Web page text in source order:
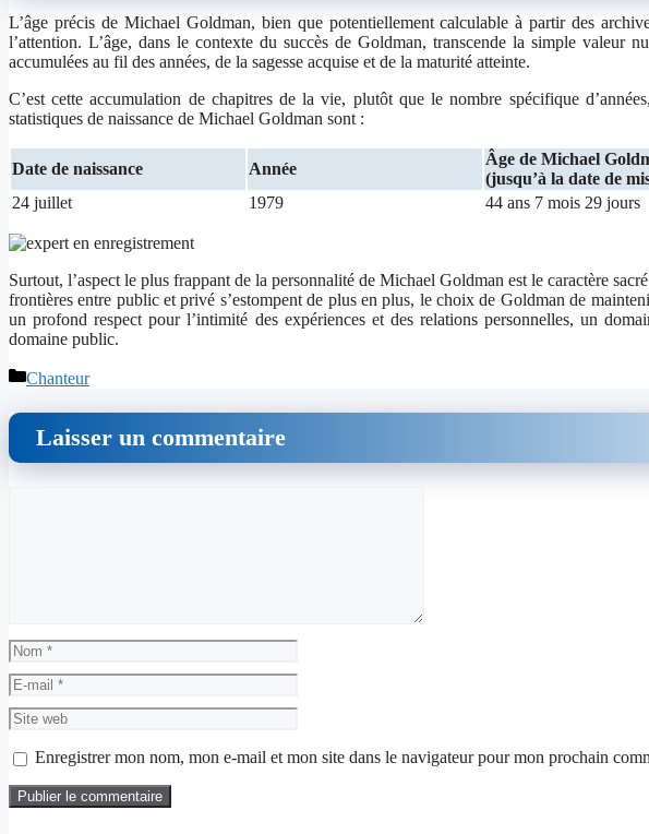
L’âge précis de Michael Goldman, bien que potentiellement calculable à partir des
l’attention. L’âge, dans le contexte du succès de Goldman, transcende la simple valeur
accumulées au fil des années, de la sagesse acquise et de la maturité atteinte.
C’est cette accumulation de chapitres de la vie, plutôt que le nombre spécifique
statistiques de naissance de Michael Goldman sont :
Date de naissance Année
Âge de Michael
(jusqu’à la date de
24 juillet
1979 44 ans 7 mois 29 jours
Surtout, l’aspect le plus frappant de la personnalité de Michael Goldman est le caractère
frontières entre public et privé s’estompent de plus en plus, le choix de Goldman de
un profond respect pour l’intimité des expériences et des relations personnelles, un
domaine public.
Catégories
Chanteur
Laisser un commentaire
Nom
E-
mail
Site
web
Enregistrer mon nom, mon e-mail et mon site dans le navigateur pour mon prochain